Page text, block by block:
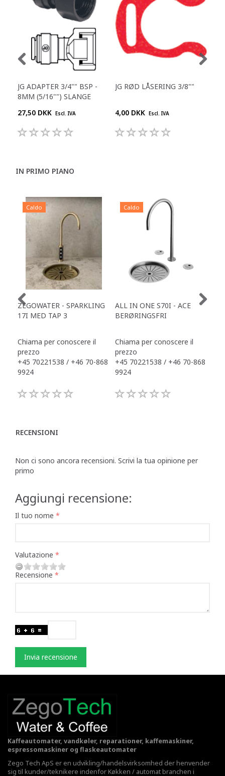
JG ADAPTER 3/4"" BSP -
8MM (5/16"") SLANGE
27,50 DKK Escl. IVA
JG RØD LÅSERING 3/8""
4,00 DKK Escl. IVA
IN PRIMO PIANO
Caldo
ZEGOWATER - SPARKLING
17I MED TAP 3
Chiama per conoscere il
prezzo
+45 70221538 / +46 70-868
9924
Caldo
ALL IN ONE S70I - ACE
BERØRINGSFRI
Chiama per conoscere il
prezzo
+45 70221538 / +46 70-868
9924
RECENSIONI
Non ci sono ancora recensioni. Scrivi la tua opinione per
primo
Aggiungi recensione:
Il tuo nome
Valutazione
Recensione
Invia recensione
Kaffeautomater, vandkøler, reparationer, kaffemaskiner,
espressomaskiner og flaskeautomater
Zego Tech ApS er en udvikling/handelsvirksomhed der henvender
sig til kunder/teknikere indenfor Køkken / automat branchen i